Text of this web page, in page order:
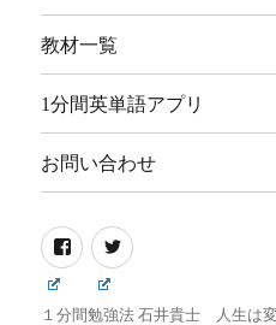
教材一覧
1分間英単語アプリ
お問い合わせ
FacebookTwitter
１分間勉強法 石井貴士 人生は